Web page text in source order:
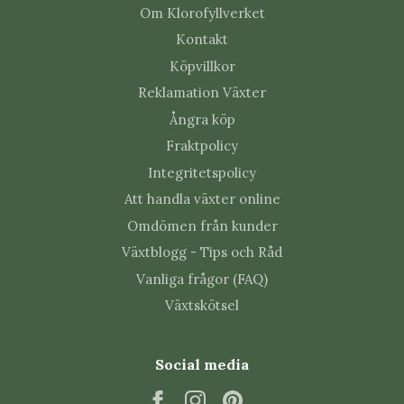
stjälkar och jord regelbundet. Tidig upptäckt gör
angrepp lättare att hantera.
Vanliga frågor om
Nephrolepis 'Fluffy Ruffles' -
Spjutbräken 6 cm
Hur ofta ska Nephrolepis 'Fluffy
Ruffles' - Spjutbräken 6 cm vattnas?
Vattna efter hur torr jorden är, inte efter ett fast
veckoschema. Små krukor kan behöva kontrolleras
- Spjutbräken 6 cm gula eller bruna
Om Klorofyllverket
Kontakt
Köpvillkor
Reklamation Växter
Ångra köp
Fraktpolicy
Integritetspolicy
Att handla växter online
Omdömen från kunder
Växtblogg - Tips och Råd
Vanliga frågor (FAQ)
Växtskötsel
Social media